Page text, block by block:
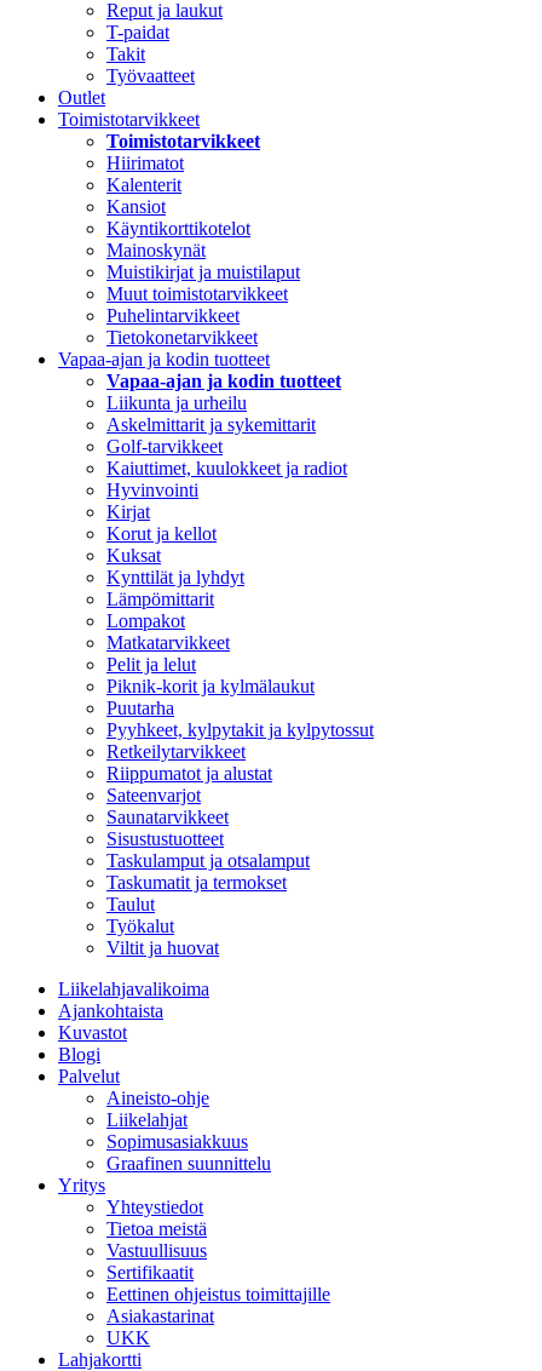
Reput ja laukut
T-paidat
Takit
Työvaatteet
Outlet
Toimistotarvikkeet
Toimistotarvikkeet
Hiirimatot
Kalenterit
Kansiot
Käyntikorttikotelot
Mainoskynät
Muistikirjat ja muistilaput
Muut toimistotarvikkeet
Puhelintarvikkeet
Tietokonetarvikkeet
Vapaa-ajan ja kodin tuotteet
Vapaa-ajan ja kodin tuotteet
Liikunta ja urheilu
Askelmittarit ja sykemittarit
Golf-tarvikkeet
Kaiuttimet, kuulokkeet ja radiot
Hyvinvointi
Kirjat
Korut ja kellot
Kuksat
Kynttilät ja lyhdyt
Lämpömittarit
Lompakot
Matkatarvikkeet
Pelit ja lelut
Piknik-korit ja kylmälaukut
Puutarha
Pyyhkeet, kylpytakit ja kylpytossut
Retkeilytarvikkeet
Riippumatot ja alustat
Sateenvarjot
Saunatarvikkeet
Sisustustuotteet
Taskulamput ja otsalamput
Taskumatit ja termokset
Taulut
Työkalut
Viltit ja huovat
Liikelahjavalikoima
Ajankohtaista
Kuvastot
Blogi
Palvelut
Aineisto-ohje
Liikelahjat
Sopimusasiakkuus
Graafinen suunnittelu
Yritys
Yhteystiedot
Tietoa meistä
Vastuullisuus
Sertifikaatit
Eettinen ohjeistus toimittajille
Asiakastarinat
UKK
Lahjakortti